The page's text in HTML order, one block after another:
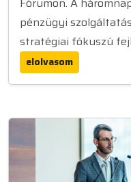
pénzügyi
stratégiai fókuszú
elolvasom